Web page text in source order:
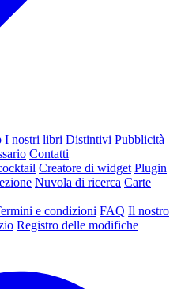
I nostri libri Distintivi Pubblicità
Contatti
Creatore di widget Plugin
Nuvola di ricerca Carte
e condizioni FAQ Il nostro
Registro delle modifiche